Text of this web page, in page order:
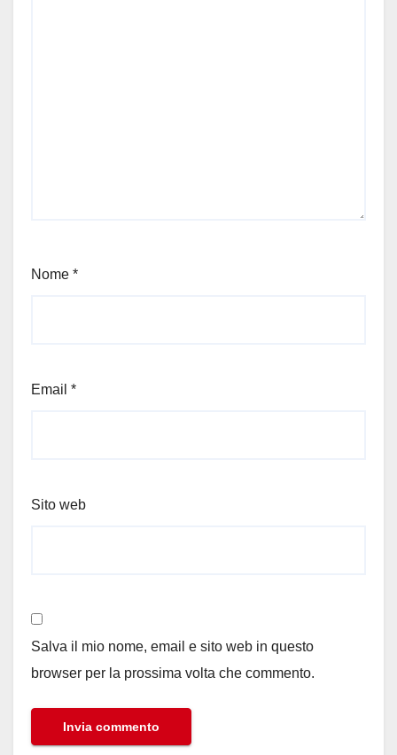
Nome *
Email *
Sito web
Salva il mio nome, email e sito web in questo
browser per la prossima volta che commento.